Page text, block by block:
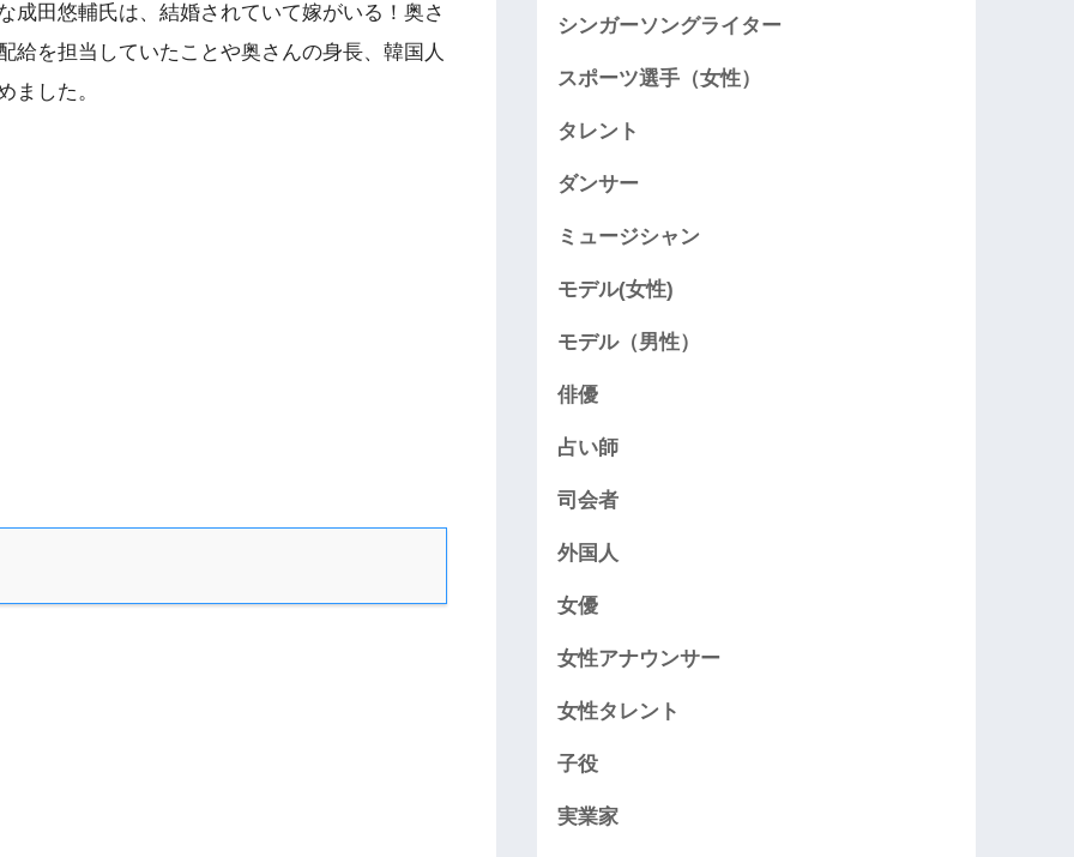
成田悠輔氏は、結婚されていて嫁がいる！奥さ
給を担当していたことや奥さんの身長、韓国人
ました。
シンガーソングライター
スポーツ選手（女性）
タレント
ダンサー
ミュージシャン
モデル(女性)
モデル（男性）
俳優
占い師
司会者
外国人
女優
女性アナウンサー
女性タレント
子役
実業家